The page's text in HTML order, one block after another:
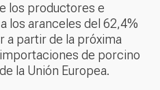
los productores e
los aranceles del 62,4%
a partir de la próxima
de porcino
la Unión Europea.